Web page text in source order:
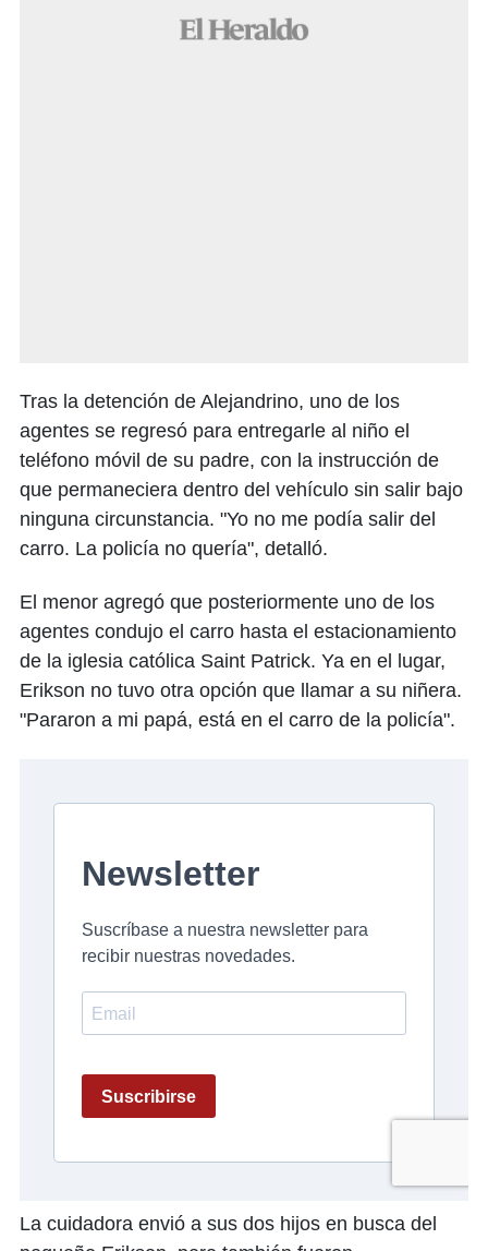
Tras la detención de Alejandrino, uno de los
agentes se regresó para entregarle al niño el
teléfono móvil de su padre, con la instrucción de
que permaneciera dentro del vehículo sin salir bajo
ninguna circunstancia. "Yo no me podía salir del
carro. La policía no quería", detalló.
El menor agregó que posteriormente uno de los
agentes condujo el carro hasta el estacionamiento
de la iglesia católica Saint Patrick. Ya en el lugar,
Erikson no tuvo otra opción que llamar a su niñera.
"Pararon a mi papá, está en el carro de la policía".
La cuidadora envió a sus dos hijos en busca del